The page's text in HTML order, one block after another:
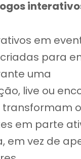
em
para
uma
live ou
transformam
em parte
em vez de